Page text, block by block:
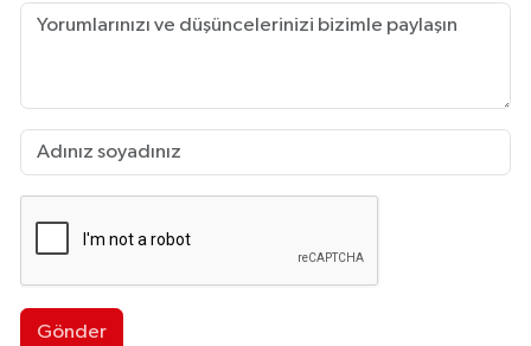
Gönder